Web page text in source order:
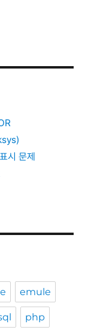
시 문제
emule
php